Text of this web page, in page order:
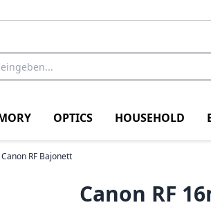
OPTICS HOUSEHOLD
Canon RF Bajonett
Canon RF